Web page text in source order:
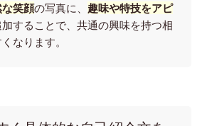
な笑顔の写真に
趣味や特技をアピ
することで、共通の興味を持つ相
なります。